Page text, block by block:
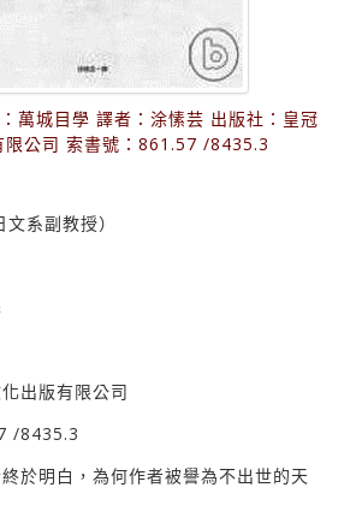
萬城目學 譯者：涂愫芸 出版社：皇冠
限公司 索書號：861.57 /8435.3
系副教授）
出版有限公司
/8435.3
終於明白，為何作者被譽為不出世的天